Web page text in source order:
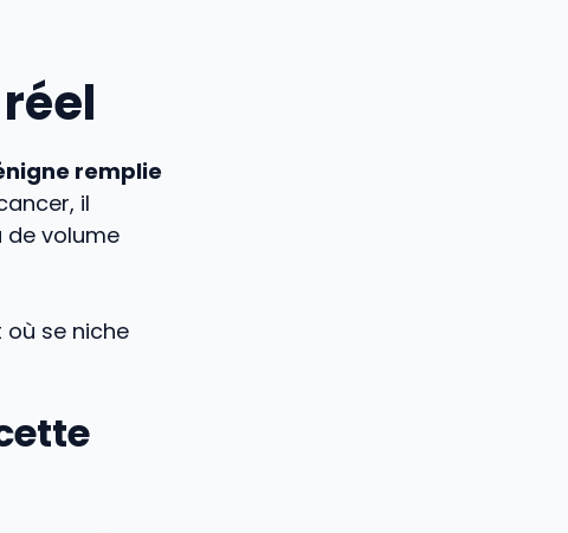
remplie
il
de volume
se niche